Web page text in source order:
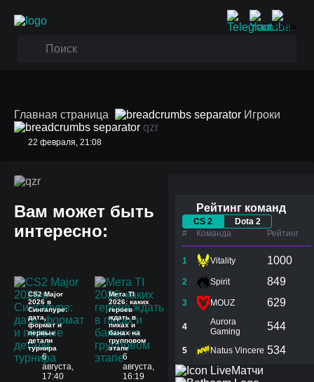
Главная страница
Игроки
qzr
22 февраля, 21:08
qzr
Вам может быть
интересно:
CS2 Major
2026 в
Сингапуре:
дата,
формат и
первые
детали
турнира
6
августа,
17:40
Мета TI
2026: каких
героев
ждать в
пиках и
банах на
групповом
этапе
6
августа,
16:19
Рейтинг команд
CS 2
Dota 2
#
Команда Рейтинг
1 Vitality 1000
2 Spirit 849
3 MOUZ 629
4
Aurora
Gaming
544
5 Natus Vincere 534
Матчи